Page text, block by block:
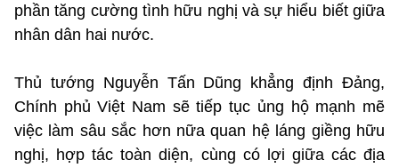
phần tăng cường tình hữu nghị và sự hiểu biết giữa
nhân dân hai nước.
Thủ tướng Nguyễn Tấn Dũng khẳng định Đảng,
Chính phủ Việt Nam sẽ tiếp tục ủng hộ mạnh mẽ
việc làm sâu sắc hơn nữa quan hệ láng giềng hữu
nghị, hợp tác toàn diện, cùng có lợi giữa các địa